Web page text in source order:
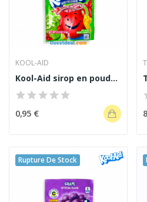
KOOL-AID
Kool-Aid sirop en poudre saveur citron vert 3.6g
0,95 €
Rupture De Stock